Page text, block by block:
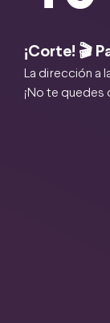
¡Corte! 🎬
La dirección a
¡No te quedes